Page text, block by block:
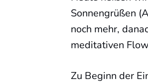
Sonnengrüßen
noch mehr,
meditativen
Zu Beginn der